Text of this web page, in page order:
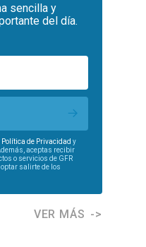
sencilla y
del día.
Política de Privacidad y
aceptas recibir
o servicios de GFR
salirte de los
VER MÁS